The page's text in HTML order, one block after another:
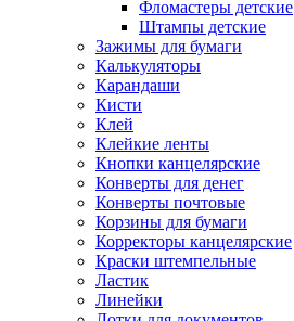
Фломастеры детские
Штампы детские
Зажимы для бумаги
Калькуляторы
Карандаши
Кисти
Клей
Клейкие ленты
Кнопки канцелярские
Конверты для денег
Конверты почтовые
Корзины для бумаги
Корректоры канцелярские
Краски штемпельные
Ластик
Линейки